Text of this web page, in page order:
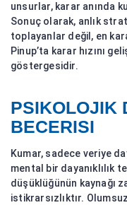
unsurlar, karar anında
Sonuç olarak, anlık
toplayanlar değil, en
Pinup’ta karar hızını
göstergesidir.
PSIKOLOJIK
BECERISI
Kumar, sadece veriye
mental bir dayanıklılık
düşüklüğünün kaynağı
istikrarsızlıktır.